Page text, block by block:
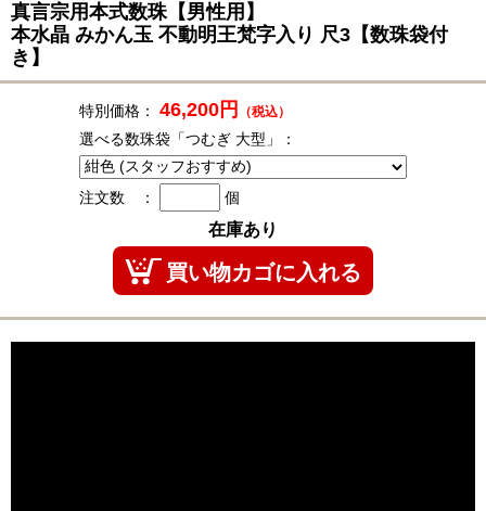
真言宗用本式数珠 【男性用】
本水晶 みかん玉 不動明王梵字入り 尺3【数珠袋付
き】
特別価格： 46,200円 （税込）
選べる数珠袋「つむぎ 大型」：
注文数 ： 個
在庫あり